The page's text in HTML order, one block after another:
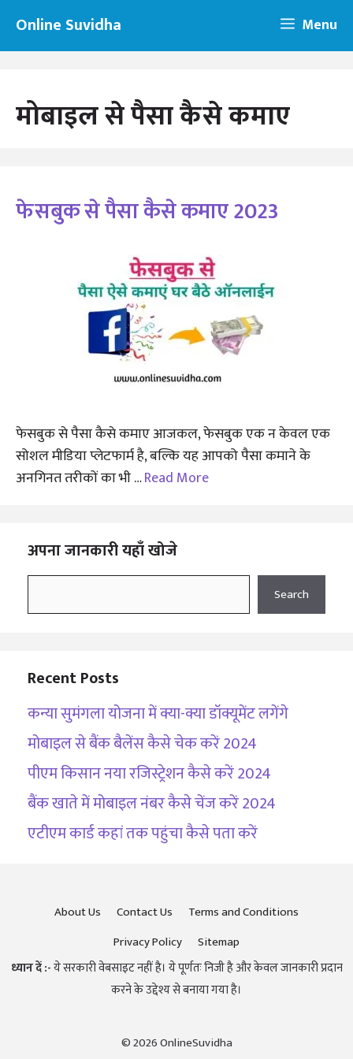
content
Online Suvidha Menu
मोबाइल से पैसा कैसे कमाए
फेसबुक से पैसा कैसे कमाए 2023
फेसबुक से पैसा कैसे कमाए आजकल, फेसबुक एक न केवल एक
सोशल मीडिया प्लेटफार्म है, बल्कि यह आपको पैसा कमाने के
अनगिनत तरीकों का भी …Read More
अपना जानकारी यहाँ खोजे
Search
Recent Posts
कन्या सुमंगला योजना में क्या-क्या डॉक्यूमेंट लगेंगे
मोबाइल से बैंक बैलेंस कैसे चेक करें 2024
पीएम किसान नया रजिस्ट्रेशन कैसे करें 2024
बैंक खाते में मोबाइल नंबर कैसे चेंज करें 2024
एटीएम कार्ड कहां तक पहुंचा कैसे पता करें
About Us Contact Us
Terms and Conditions
Privacy Policy
Sitemap
ध्यान दें :-ये सरकारी वेबसाइट नहीं है। ये पूर्णतः निजी है और केवल जानकारी प्रदान
करने के उद्देश्य से बनाया गया है।
© 2026 OnlineSuvidha